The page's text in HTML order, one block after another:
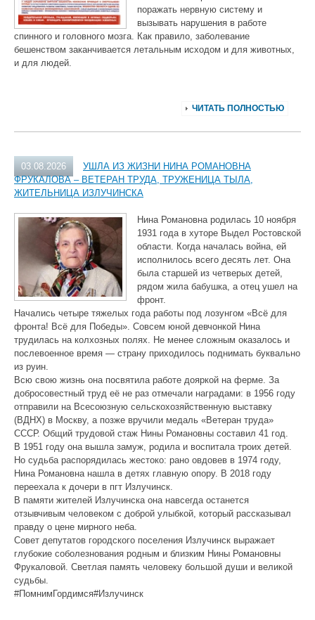
поражать нервную систему и
вызывать нарушения в работе
спинного и головного мозга. Как правило, заболевание
бешенством заканчивается летальным исходом и для животных,
и для людей.
ЧИТАТЬ ПОЛНОСТЬЮ
03.08.2026
УШЛА ИЗ ЖИЗНИ НИНА РОМАНОВНА
ФРУКАЛОВА – ВЕТЕРАН ТРУДА, ТРУЖЕНИЦА ТЫЛА,
ЖИТЕЛЬНИЦА ИЗЛУЧИНСКА
Нина Романовна родилась 10 ноября
1931 года в хуторе Выдел Ростовской
области. Когда началась война, ей
исполнилось всего десять лет. Она
была старшей из четверых детей,
рядом жила бабушка, а отец ушел на
фронт.
Начались четыре тяжелых года работы под лозунгом «Всё для
фронта! Всё для Победы». Совсем юной девчонкой Нина
трудилась на колхозных полях. Не менее сложным оказалось и
послевоенное время — страну приходилось поднимать буквально
из руин.
Всю свою жизнь она посвятила работе дояркой на ферме. За
добросовестный труд её не раз отмечали наградами: в 1956 году
отправили на Всесоюзную сельскохозяйственную выставку
(ВДНХ) в Москву, а позже вручили медаль «Ветеран труда»
СССР. Общий трудовой стаж Нины Романовны составил 41 год.
В 1951 году она вышла замуж, родила и воспитала троих детей.
Но судьба распорядилась жестоко: рано овдовев в 1974 году,
Нина Романовна нашла в детях главную опору. В 2018 году
переехала к дочери в пгт Излучинск.
В памяти жителей Излучинска она навсегда останется
отзывчивым человеком с доброй улыбкой, который рассказывал
правду о цене мирного неба.
Совет депутатов городского поселения Излучинск выражает
глубокие соболезнования родным и близким Нины Романовны
Фрукаловой. Светлая память человеку большой души и великой
судьбы.
#ПомнимГордимся#Излучинск